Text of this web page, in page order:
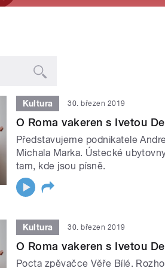
Kultura 30. březen 2019
O Roma vakeren s Ivetou
Představujeme podnikatele
Michala Marka. Ústecké
tam, kde jsou písně.
Kultura 30. březen 2019
O Roma vakeren s Ivetou
Pocta zpěvačce Věře Bílé.